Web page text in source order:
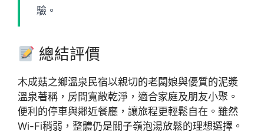
驗。
總結評價
木成菇之鄉溫泉民宿以親切的老闆娘與優質的泥漿
溫泉著稱，房間寬敞乾淨，適合家庭及朋友小聚。
便利的停車與鄰近餐廳，讓旅程更輕鬆自在。雖然
Wi-Fi稍弱，整體仍是關子嶺泡湯放鬆的理想選擇。